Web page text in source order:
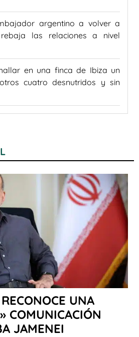
argentino a volver a
las relaciones a nivel
en una finca de Ibiza un
cuatro desnutridos y sin
UNA
COMUNICACIÓN
JAMENEI